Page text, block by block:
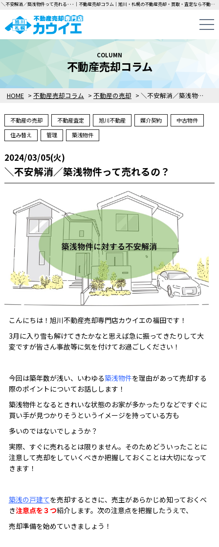
＼不安解消／築浅物件って売れる･･･｜不動産売却コラム｜旭川・札幌の不動産売却・買取・査定なら不動産売却専門店カウイエにお任せください！中古一戸建て・マンション・土地の即日無料査定・即金買取を行っています！
HOME > 不動産売却コラム > 不動産の売却 > ＼不安解消／築浅物件って売れるの？
COLUMN
不動産売却コラム
不動産の売却 不動産査定 旭川不動産 媒介契約
中古物件
住み替え
管理 築浅物件
2024/03/05(火)
＼不安解消／築浅物件って売れるの？
こんにちは！旭川不動産売却専門店カウイエの福田です！
3月に入り雪も解けてきたかなと思えば急に振ってきたりして大
変ですが皆さん事故等に気を付けてお過ごしください！
今回は築年数が浅い、いわゆる築浅物件を理由があって売却する
際のポイントについてお話しします！
築浅物件となるときれいな状態のお家が多かったりなどですぐに
買い手が見つかりそうというイメージを持っている方も
多いのではないでしょうか？
実際、すぐに売れるとは限りません。そのためどういったことに
注意して売却をしていくべきか把握しておくことは大切になって
きます！
築浅の戸建てを売却するときに、売主があらかじめ知っておくべ
き注意点を３つ紹介します。次の注意点を把握したうえで、
売却準備を始めていきましょう！